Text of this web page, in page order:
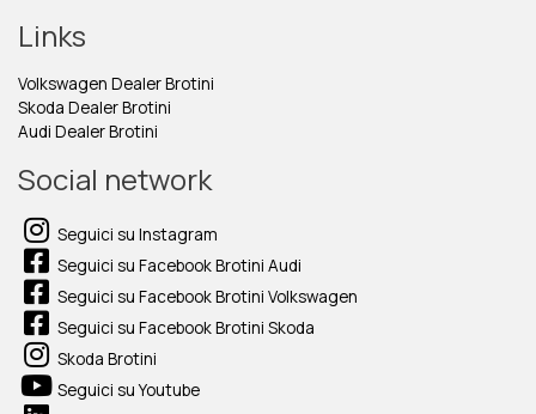
Links
Volkswagen Dealer Brotini
Skoda Dealer Brotini
Audi Dealer Brotini
Social network
Seguici su Instagram
Seguici su Facebook Brotini Audi
Seguici su Facebook Brotini Volkswagen
Seguici su Facebook Brotini Skoda
Skoda Brotini
Seguici su Youtube